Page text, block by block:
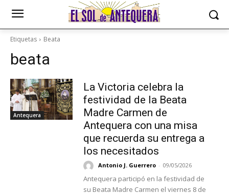
Etiquetas Beata
beata
Antequera
La Victoria celebra la
festividad de la Beata
Madre Carmen de
Antequera con una misa
que recuerda su entrega a
los necesitados
Antonio J. Guerrero - 09/05/2026
Antequera participó en la festividad de
su Beata Madre Carmen el viernes 8 de